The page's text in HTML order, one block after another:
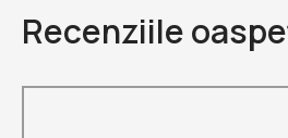
Recenziile